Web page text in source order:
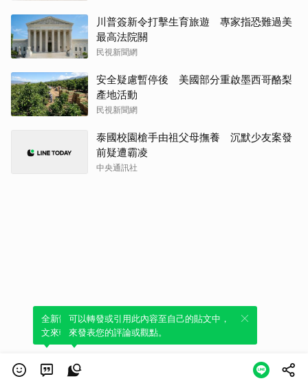
川普簽新令打擊生育旅遊 專家指恐難過美
最高法院關
民視新聞網
安全疑慮暫停後 美國部分重啟墨西哥酪梨
產地活動
民視新聞網
泰國校園槍手由祖父母撫養 沉默少友案發
前疑遭霸凌
中央通訊社
全新體驗！一鍵引用此內容，透過發布貼
文來輕鬆表達個人立場。
可以轉發或引用此內容至自己的貼文中，
來發表您的評論或觀點。